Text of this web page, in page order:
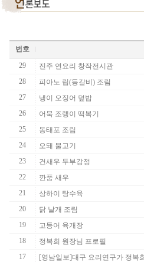
번호
29
진주 연요리 창작전시관
28
피아노 립(등갈비) 조림
27
냉이 오징어 덮밥
26
어묵 조랭이 떡복기
25
동태포 조림
24
오돼 불고기
23
건새우 두부강정
22
깐풍 새우
21
상하이 탕수육
20
닭 날개 조림
19
고등어 육개장
18
정복희 원장님 프로필
17
[영남일보]대구 요리연구가 정복